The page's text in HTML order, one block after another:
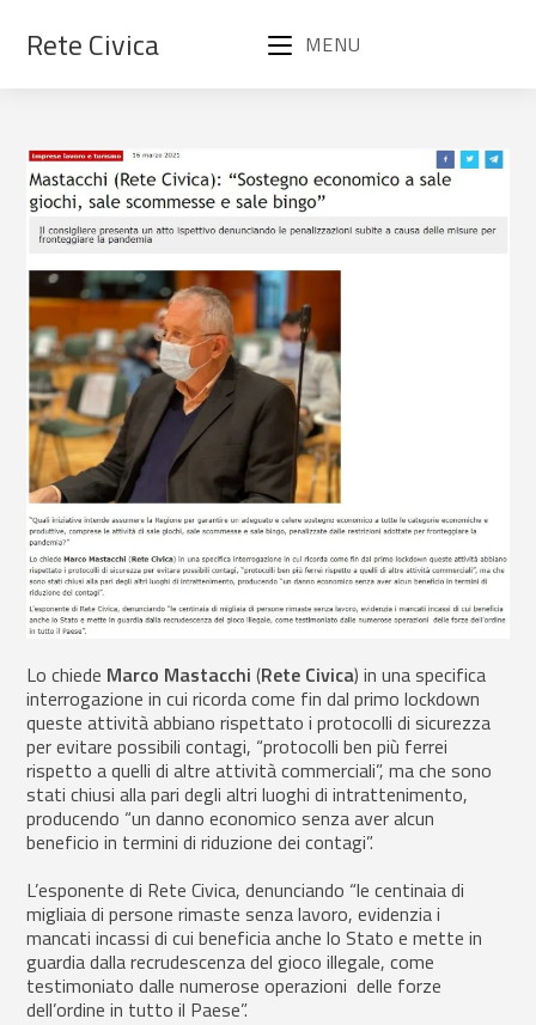
Rete Civica MENU
Lo chiede Marco Mastacchi (Rete Civica) in una specifica
interrogazione in cui ricorda come fin dal primo lockdown
queste attività abbiano rispettato i protocolli di sicurezza
per evitare possibili contagi, “protocolli ben più ferrei
rispetto a quelli di altre attività commerciali”, ma che sono
stati chiusi alla pari degli altri luoghi di intrattenimento,
producendo “un danno economico senza aver alcun
beneficio in termini di riduzione dei contagi”.
L’esponente di Rete Civica, denunciando “le centinaia di
migliaia di persone rimaste senza lavoro, evidenzia i
mancati incassi di cui beneficia anche lo Stato e mette in
guardia dalla recrudescenza del gioco illegale, come
testimoniato dalle numerose operazioni delle forze
dell’ordine in tutto il Paese”.